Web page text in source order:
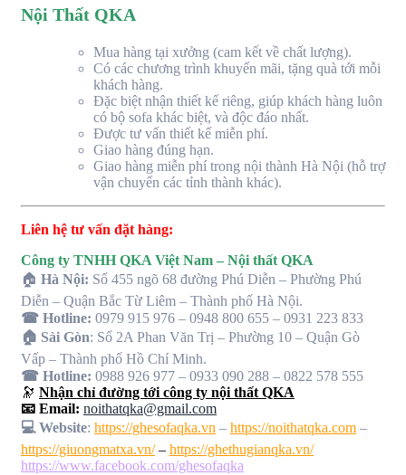
Nội Thất QKA
Mua hàng tại xưởng (cam kết về chất lượng).
Có các chương trình khuyến mãi, tặng quà tới mỗi
khách hàng.
Đặc biệt nhận thiết kế riêng, giúp khách hàng luôn
có bộ sofa khác biệt, và độc đáo nhất.
Được tư vấn thiết kế miễn phí.
Giao hàng đúng hạn.
Giao hàng miễn phí trong nội thành Hà Nội (hỗ trợ
vận chuyển các tỉnh thành khác).
Liên hệ tư vấn đặt hàng:
Công ty TNHH QKA Việt Nam – Nội thất QKA
🏠 Hà Nội: Số 455 ngõ 68 đường Phú Diễn – Phường Phú
Diễn – Quận Bắc Từ Liêm – Thành phố Hà Nội.
☎ Hotline: 0979 915 976 – 0948 800 655 – 0931 223 833
🏠 Sài Gòn: Số 2A Phan Văn Trị – Phường 10 – Quận Gò
Vấp – Thành phố Hồ Chí Minh.
☎ Hotline: 0988 926 977 – 0933 090 288 – 0822 578 555
🔭 Nhận chỉ đường tới công ty nội thất QKA
📧 Email: noithatqka@gmail.com
💻 Website: https://ghesofaqka.vn – https://noithatqka.com –
https://giuongmatxa.vn/ – https://ghethugianqka.vn/
https://www.facebook.com/ghesofaqka